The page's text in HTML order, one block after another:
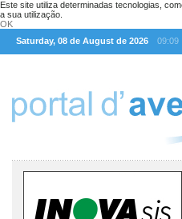
Este site utiliza determinadas tecnologias,
a sua utilização.
OK
Saturday, 08 de August de 2026
09:09